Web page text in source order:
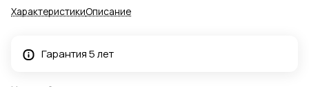
ХарактеристикиОписание
Гарантия 5 лет